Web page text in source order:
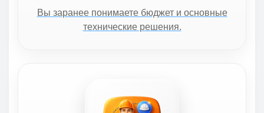
Вы заранее понимаете бюджет и основные
технические решения.